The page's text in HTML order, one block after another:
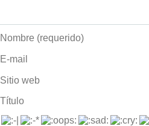
Nombre (requerido)
E-mail
Sitio web
Título